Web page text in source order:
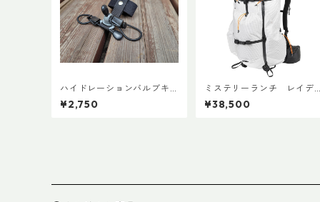
ハイドレーションバルブキ
ャッチ+チューブマグネット
（全メーカー対応モデル）
¥2,750
ミステリーランチ レイデ
ィックス47
¥38,500